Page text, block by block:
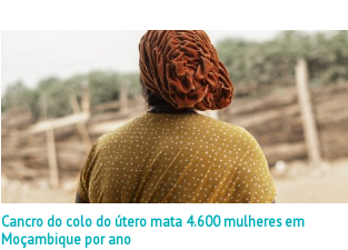
Cancro do colo do útero mata 4.600 mulheres em
Moçambique por ano